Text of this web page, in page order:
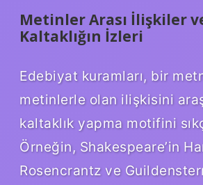
Metinler Arası İlişkiler
Kaltaklığın İzleri
Edebiyat kuramları, bir
metinlerle olan ilişkisini
kaltaklık yapma motifini
Örneğin, Shakespeare’in
Rosencrantz ve